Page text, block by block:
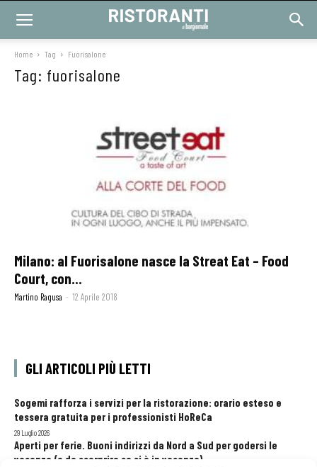
Home Tag Fuorisalone
Tag: fuorisalone
Milano: al Fuorisalone nasce la Streat Eat – Food
Court, con...
Martino Ragusa - 12 Aprile 2018
GLI ARTICOLI PIÙ LETTI
Sogemi rafforza i servizi per la ristorazione: orario esteso e
tessera gratuita per i professionisti HoReCa
29 Luglio 2026
Aperti per ferie. Buoni indirizzi da Nord a Sud per godersi le
vacanze (o da scorprire se si è in vacanza)